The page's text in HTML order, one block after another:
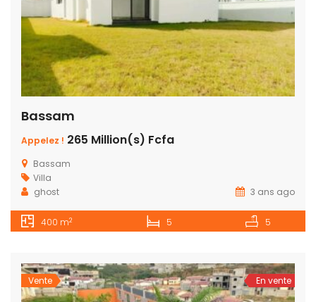
Bassam
Appelez ! 265 Million(s) Fcfa
Bassam
Villa
ghost
3 ans ago
400 m2 5 5
Vente En vente